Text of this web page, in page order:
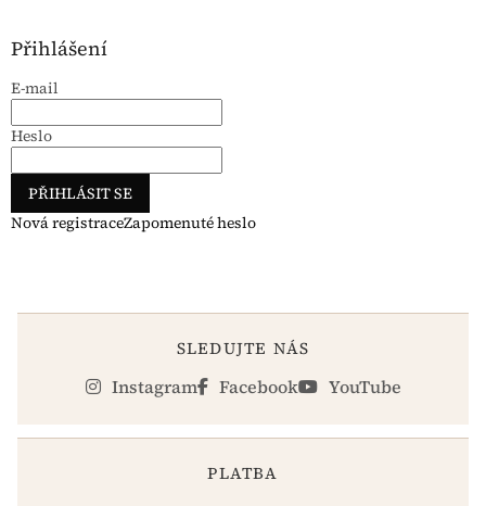
Přihlášení
E-mail
Heslo
PŘIHLÁSIT SE
Nová registraceZapomenuté heslo
SLEDUJTE NÁS
Instagram Facebook YouTube
PLATBA